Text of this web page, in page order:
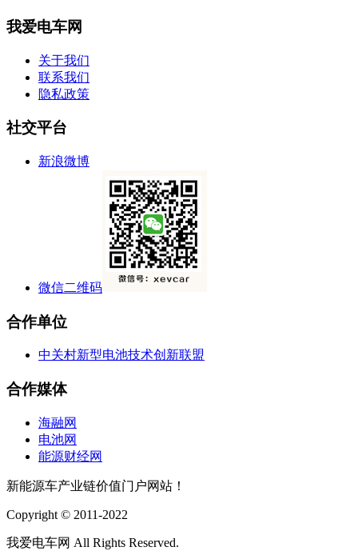
我爱电车网
关于我们
联系我们
隐私政策
社交平台
新浪微博
微信二维码
合作单位
中关村新型电池技术创新联盟
合作媒体
海融网
电池网
能源财经网
新能源车产业链价值门户网站！
Copyright © 2011-2022
我爱电车网 All Rights Reserved.